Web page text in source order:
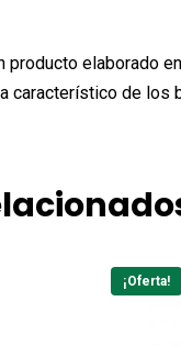
producto elaborado
característico de los
¡Oferta!